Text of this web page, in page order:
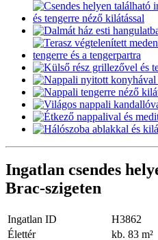
Ingatlan csendes
Brac-szigeten
Ingatlan ID
H3862
Élettér
kb. 83 m²